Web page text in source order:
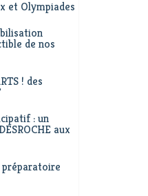
et Olympiades
de nos
! des
: un
aux
préparatoire